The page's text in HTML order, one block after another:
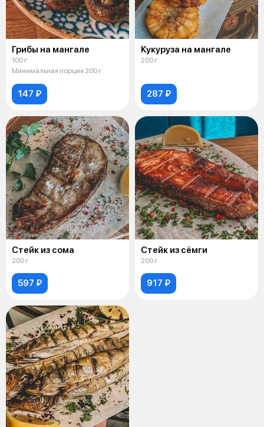
Грибы на мангале
100 г
Минимальная порция 200 г
147 ₽
Кукуруза на мангале
200 г
287 ₽
Стейк из сома
200 г
597 ₽
Стейк из сёмги
200 г
917 ₽